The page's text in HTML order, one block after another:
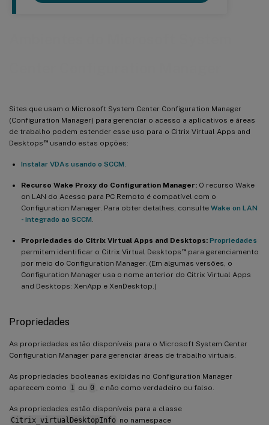
Sites que usam o Microsoft System Center Configuration Manager
(Configuration Manager) para gerenciar o acesso a aplicativos e áreas
de trabalho podem estender esse uso para o Citrix Virtual Apps and
Desktops ™usando estas opções:
Instalar VDAs usando o SCCM
Recurso Wake Proxy do Configuration Manager: O recurso Wake
on LAN do Acesso para PC Remoto é compatível com o
Configuration Manager. Para obter detalhes, consulte Wake on LAN
- integrado ao SCCM
Propriedades do Citrix Virtual Apps and Desktops: Propriedades
permitem identificar o Citrix Virtual Desktops ™para gerenciamento
por meio do Configuration Manager. (Em algumas versões, o
Configuration Manager usa o nome anterior do Citrix Virtual Apps
and Desktops: XenApp e XenDesktop.)
Propriedades
As propriedades estão disponíveis para o Microsoft System Center
Configuration Manager para gerenciar áreas de trabalho virtuais.
As propriedades booleanas exibidas no Configuration Manager
aparecem como 1 ou 0 , e não como verdadeiro ou falso.
As propriedades estão disponíveis para a classe
Citrix_virtualDesktopInfo no namespace